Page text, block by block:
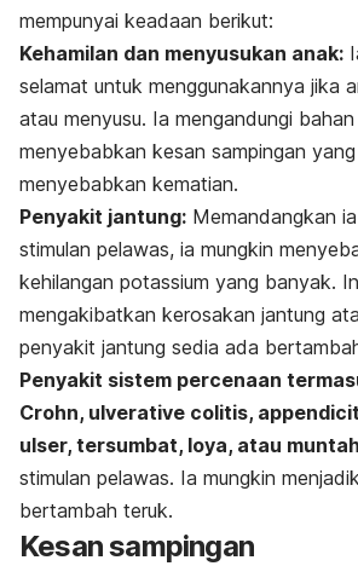
mempunyai keadaan berikut:
Kehamilan dan menyusukan anak:
selamat untuk menggunakannya jika
atau menyusu. Ia mengandungi
menyebabkan kesan sampingan
menyebabkan kematian.
Penyakit jantung: Memandangkan
stimulan pelawas, ia mungkin
kehilangan potassium yang banyak.
mengakibatkan kerosakan jantung
penyakit jantung sedia ada
Penyakit sistem percenaan
Crohn, ulverative colitis,
ulser, tersumbat, loya, atau
stimulan pelawas. Ia mungkin
bertambah teruk.
Kesan sampingan